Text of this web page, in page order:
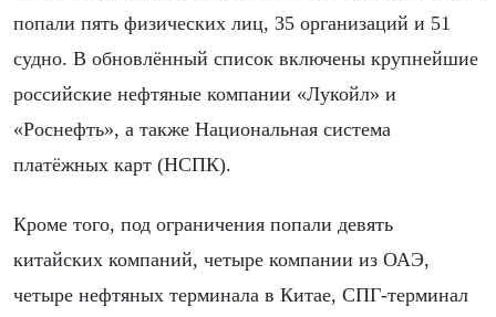
попали пять физических лиц, 35 организаций и 51
судно. В обновлённый список включены крупнейшие
российские нефтяные компании «Лукойл» и
«Роснефть», а также Национальная система
платёжных карт (НСПК).
Кроме того, под ограничения попали девять
китайских компаний, четыре компании из ОАЭ,
четыре нефтяных терминала в Китае, СПГ-терминал